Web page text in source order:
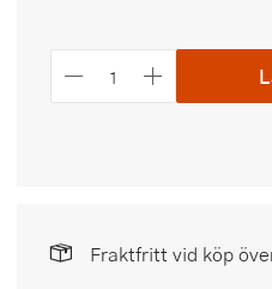
Fraktfritt vid köp